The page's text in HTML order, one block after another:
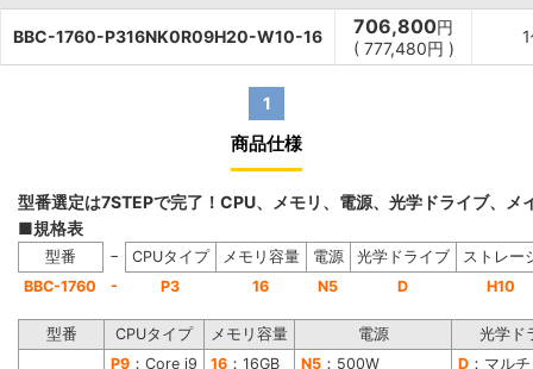
BBC-1760-P316NK0R09H20-W10-16 706,800円
( 777,480円 )
1
商品仕様
型番選定は7STEPで完了！CPU、メモリ、電源、光学ドライブ、
■規格表
型番 − CPUタイプ メモリ容量 電源 光学ドライブ
ストレー
BBC-1760
- P3 16 N5 D H10
型番 CPUタイプ メモリ容量 電源
光学ド
P9 ：Core i9 16 ：16GB N5 ：500W D ：マル